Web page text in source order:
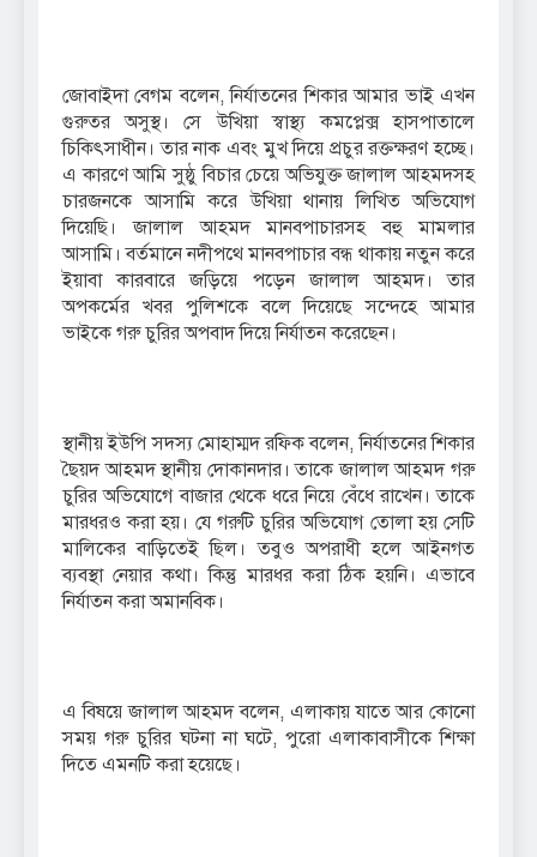
জোবাইদা বেগম বলেন, নির্যাতনের শিকার আমার ভাই এখন
গুরুতর অসুস্থ। সে উখিয়া স্বাস্থ্য কমপ্লেক্স হাসপাতালে
চিকিৎসাধীন। তার নাক এবং মুখ দিয়ে প্রচুর রক্তক্ষরণ হচ্ছে।
এ কারণে আমি সুষ্ঠু বিচার চেয়ে অভিযুক্ত জালাল আহমদসহ
চারজনকে আসামি করে উখিয়া থানায় লিখিত অভিযোগ
দিয়েছি। জালাল আহমদ মানবপাচারসহ বহু মামলার
আসামি। বর্তমানে নদীপথে মানবপাচার বন্ধ থাকায় নতুন করে
ইয়াবা কারবারে জড়িয়ে পড়েন জালাল আহমদ। তার
অপকর্মের খবর পুলিশকে বলে দিয়েছে সন্দেহে আমার
ভাইকে গরু চুরির অপবাদ দিয়ে নির্যাতন করেছেন।
স্থানীয় ইউপি সদস্য মোহাম্মদ রফিক বলেন, নির্যাতনের শিকার
ছৈয়দ আহমদ স্থানীয় দোকানদার। তাকে জালাল আহমদ গরু
চুরির অভিযোগে বাজার থেকে ধরে নিয়ে বেঁধে রাখেন। তাকে
মারধরও করা হয়। যে গরুটি চুরির অভিযোগ তোলা হয় সেটি
মালিকের বাড়িতেই ছিল। তবুও অপরাধী হলে আইনগত
ব্যবস্থা নেয়ার কথা। কিন্তু মারধর করা ঠিক হয়নি। এভাবে
নির্যাতন করা অমানবিক।
এ বিষয়ে জালাল আহমদ বলেন, এলাকায় যাতে আর কোনো
সময় গরু চুরির ঘটনা না ঘটে, পুরো এলাকাবাসীকে শিক্ষা
দিতে এমনটি করা হয়েছে।